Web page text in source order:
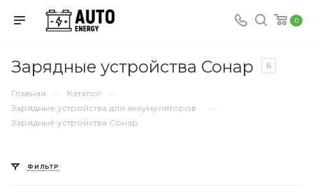
0
Зарядные устройства Сонар 6
Главная — Каталог —
Зарядные устройства для аккумуляторов —
Зарядные устройства Сонар
ФИЛЬТР